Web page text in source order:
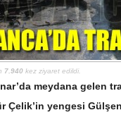
7.940kez ziyaret edildi.
meydana gelen
Çelik’in yengesi